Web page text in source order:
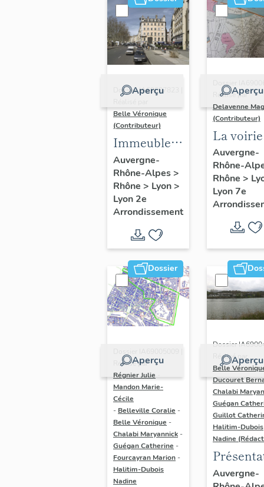
Aperçu
Dossier IA69007823 |
Belle Véronique
(Contributeur)
Immeubles
du secteur
des
Jacobins
Auvergne-
Rhône-Alpes>
Rhône > Lyon>
Lyon 2e
Arrondissement
Aperçu
Dossier
Réalisé par
Delavenne
(Contributeur)
La
secteur
d'étude
"Saint-
André"
(Lyon
Auvergne-
Rhône-
Rhône >
Lyon 7e
Dossier
Aperçu
Réalisé par
Régnier Julie
Mandon Marie-
Cécile
- Belleville Coralie -
Belle Véronique -
Chalabi Maryannick -
Guégan Catherine -
Fourcayran Marion -
Halitim-Dubois
Nadine
Aperçu
Dossier
Réalisé par
Belle
Ducouret
Chalabi
Guégan
Guillot
Halitim-Dubois
Nadine
du
Auvergne-